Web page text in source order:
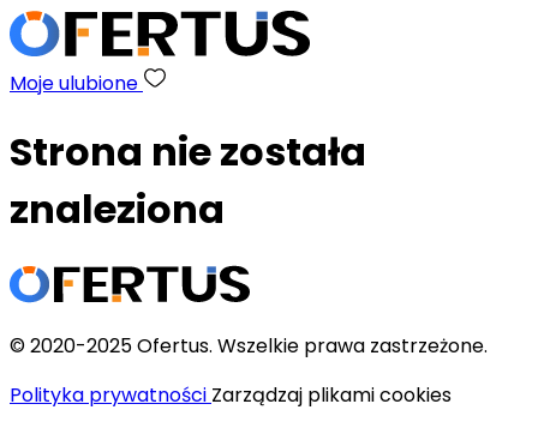
Moje ulubione
Strona nie została
znaleziona
© 2020-2025 Ofertus. Wszelkie prawa zastrzeżone.
Polityka prywatności Zarządzaj plikami cookies